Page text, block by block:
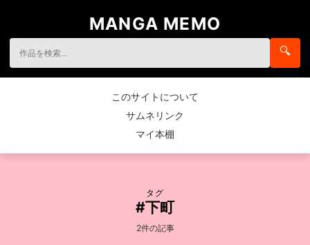
MANGA MEMO
🔍
このサイトについて
サムネリンク
マイ本棚
タグ
#下町
2件の記事